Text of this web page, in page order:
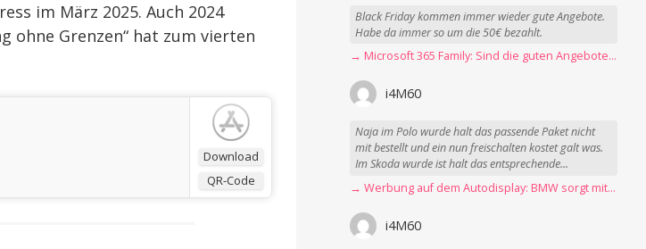
im März 2025. Auch 2024
ohne Grenzen“ hat zum vierten
Download
QR-Code
Black Friday kommen immer wieder gute Angebote.
Habe da immer so um die 50€ bezahlt.
→ Microsoft 365 Family: Sind die guten Angebote vorbei?
i4M60
Naja im Polo wurde halt das passende Paket nicht
mit bestellt und ein nun freischalten kostet galt was.
Im Skoda wurde ist halt das entsprechende...
→ Werbung auf dem Autodisplay: BMW sorgt mit Spider-Man-Werbung für scharfe Kritik
i4M60